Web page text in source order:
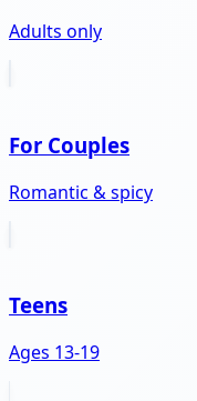
Adults only
For Couples
Romantic & spicy
Teens
Ages 13-19